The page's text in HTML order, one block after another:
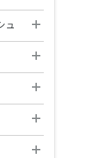
ョナ
ナ
フ
実
ラス
ラス
歯
模型
ト
ン
トV
トニ
プロテ
シー
ュ
用ハ